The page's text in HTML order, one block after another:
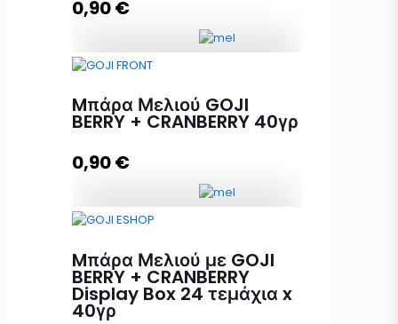
Προσθήκη στο καλάθι
0,90€
40γρ ποσότητα
Προσθήκη στο καλάθι
Mπάρα Μελιού GOJI
BERRY + CRANBERRY 40γρ
0,90€
CRANBERRY 40γρ ποσότητα
Mπάρα Μελιού με GOJI
BERRY + CRANBERRY
Display Box 24 τεμάχια x
40γρ